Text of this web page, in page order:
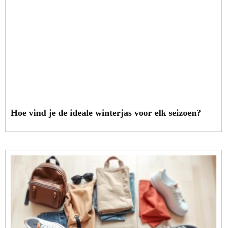
Hoe vind je de ideale winterjas voor elk seizoen?